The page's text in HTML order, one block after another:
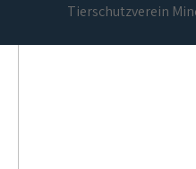
Tierschutzverein